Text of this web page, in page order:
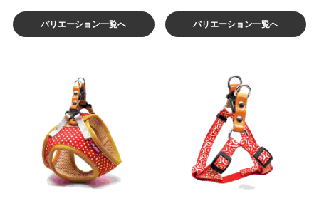
バリエーション一覧へ バリエーション一覧へ